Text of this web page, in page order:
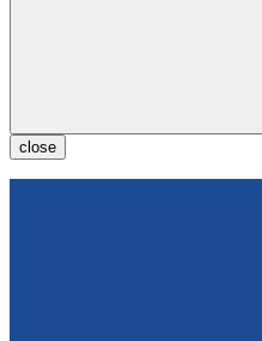
close